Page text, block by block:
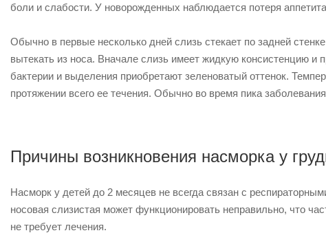
боли и слабости. У новорожденных наблюдается потеря
Обычно в первые несколько дней слизь стекает по задней
вытекать из носа. Вначале слизь имеет жидкую консистенцию и
бактерии и выделения приобретают зеленоватый оттенок.
протяжении всего ее течения. Обычно во время пика
Причины возникновения насморка у
Насморк у детей до 2 месяцев не всегда связан с
носовая слизистая может функционировать неправильно, что
не требует лечения.